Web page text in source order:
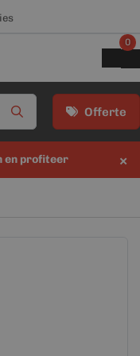
Offerte
0
en profiteer ×